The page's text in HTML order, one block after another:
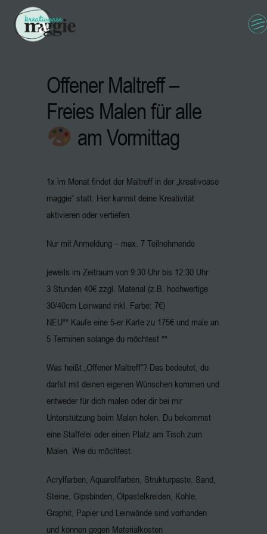
Offener Maltreff –
Freies Malen für alle
am Vormittag
1x im Monat findet der Maltreff in der „kreativoase
maggie“ statt. Hier kannst deine Kreativität
aktivieren oder vertiefen.
Nur mit Anmeldung – max. 7 Teilnehmende
jeweils im Zeitraum von 9:30 Uhr bis 12:30 Uhr
3 Stunden 40€ zzgl. Material (z.B. hochwertige
30/40cm Leinwand inkl. Farbe: 7€)
NEU** Kaufe eine 5-er Karte zu 175€ und male an
5 Terminen solange du möchtest **
Was heißt „Offener Maltreff“? Das bedeutet, du
darfst mit deinen eigenen Wünschen kommen und
entweder für dich malen oder dir bei mir
Unterstützung beim Malen holen. Du bekommst
eine Staffelei oder einen Platz am Tisch zum
Malen. Wie du möchtest.
Acrylfarben, Aquarellfarben, Strukturpaste, Sand,
Steine, Gipsbinden, Ölpastelkreiden, Kohle,
Graphit, Papier und Leinwände sind vorhanden
und können gegen Materialkosten